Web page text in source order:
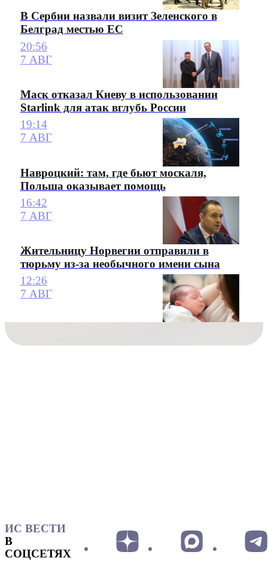
В Сербии назвали визит Зеленского в
Белград местью ЕС
20:56
7 АВГ
Маск отказал Киеву в использовании
Starlink для атак вглубь России
19:14
7 АВГ
Навроцкий: там, где бьют москаля,
Польша оказывает помощь
16:42
7 АВГ
Жительницу Норвегии отправили в
тюрьму из-за необычного имени сына
12:26
7 АВГ
ИС ВЕСТИ
В
СОЦСЕТЯХ